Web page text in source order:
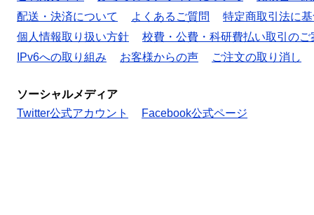
配送・決済について
よくあるご質問
特定商取引法に
個人情報取り扱い方針
校費・公費・科研費払い取引のご
IPv6への取り組み
お客様からの声 ご注文の取り消し
ソーシャルメディア
Twitter公式アカウント
Facebook公式ページ